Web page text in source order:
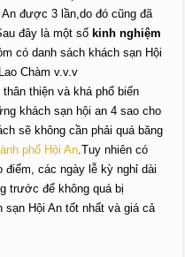
được 3 lần,do đó cũng đã
đây là một sốkinh nghiệm
có danh sách khách sạn Hội
Chàm v.v.v
thiện và khá phổ biến
khách sạn hội an 4 sao cho
sẽ không cần phải quá băng
phố Hội An .Tuy nhiên có
điểm, các ngày lễ kỳ nghỉ dài
trước để không quá bị
Hội An tốt nhất và giá cả